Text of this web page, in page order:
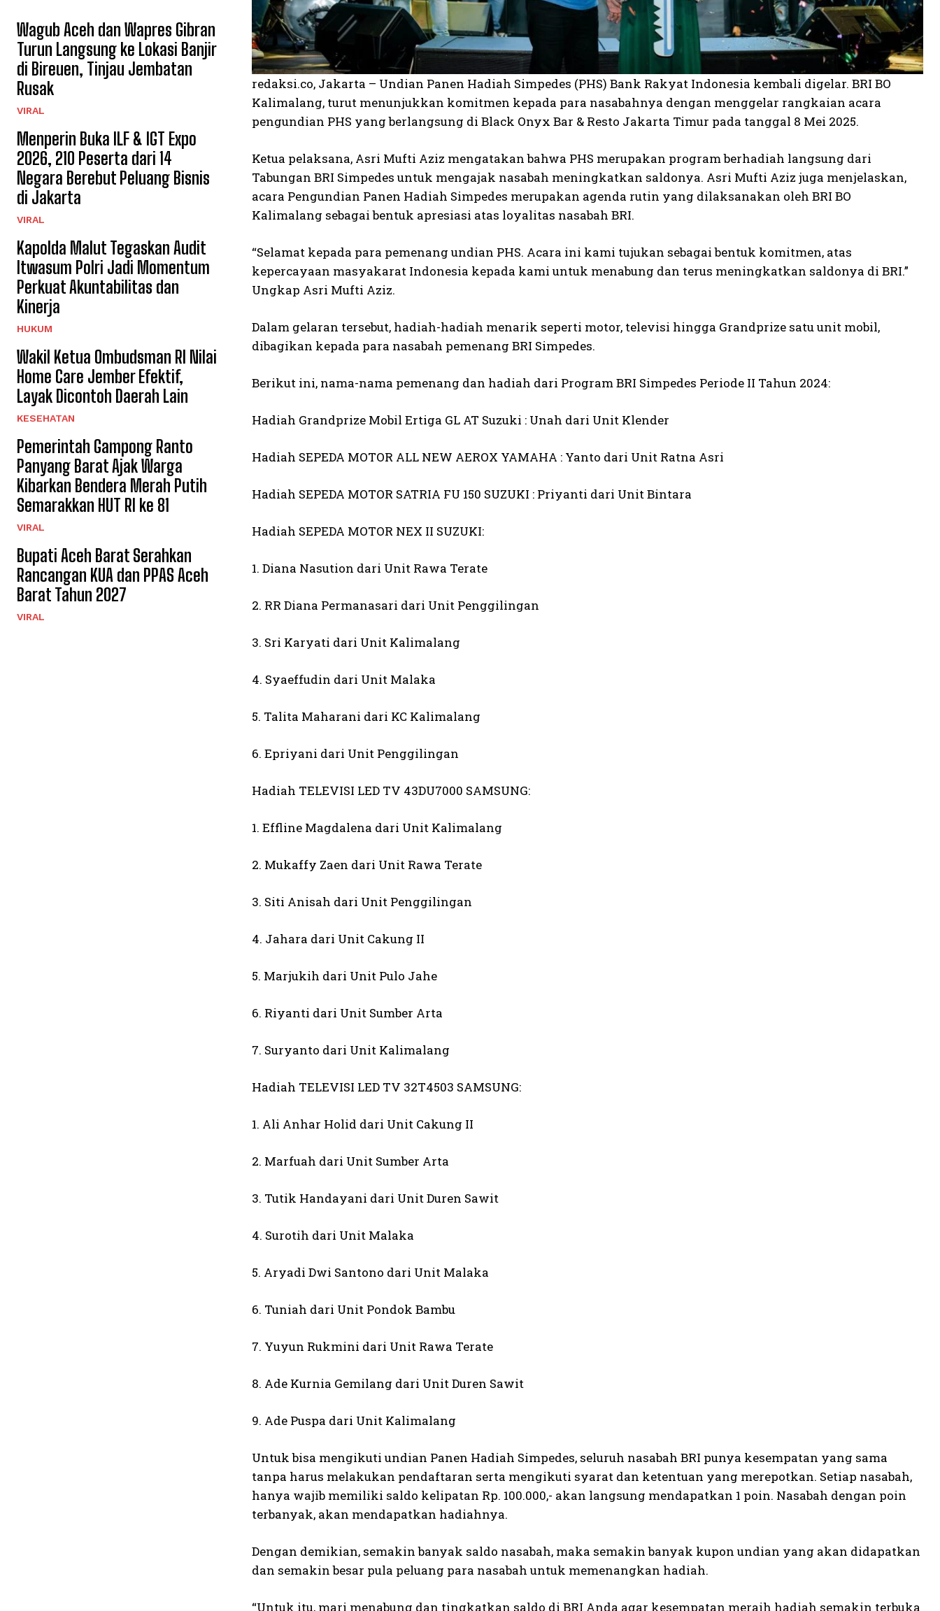
Wagub Aceh dan Wapres Gibran
Turun Langsung ke Lokasi Banjir
di Bireuen, Tinjau Jembatan
Rusak
VIRAL
Menperin Buka ILF & IGT Expo
2026, 210 Peserta dari 14
Negara Berebut Peluang Bisnis
di Jakarta
VIRAL
Kapolda Malut Tegaskan Audit
Itwasum Polri Jadi Momentum
Perkuat Akuntabilitas dan
Kinerja
HUKUM
Wakil Ketua Ombudsman RI Nilai
Home Care Jember Efektif,
Layak Dicontoh Daerah Lain
KESEHATAN
Pemerintah Gampong Ranto
Panyang Barat Ajak Warga
Kibarkan Bendera Merah Putih
Semarakkan HUT RI ke 81
VIRAL
Bupati Aceh Barat Serahkan
Rancangan KUA dan PPAS Aceh
Barat Tahun 2027
VIRAL
redaksi.co, Jakarta – Undian Panen Hadiah Simpedes (PHS) Bank Rakyat Indonesia kembali digelar. BRI BO
Kalimalang, turut menunjukkan komitmen kepada para nasabahnya dengan menggelar rangkaian acara
pengundian PHS yang berlangsung di Black Onyx Bar & Resto Jakarta Timur pada tanggal 8 Mei 2025.
Ketua pelaksana, Asri Mufti Aziz mengatakan bahwa PHS merupakan program berhadiah langsung dari
Tabungan BRI Simpedes untuk mengajak nasabah meningkatkan saldonya. Asri Mufti Aziz juga menjelaskan,
acara Pengundian Panen Hadiah Simpedes merupakan agenda rutin yang dilaksanakan oleh BRI BO
Kalimalang sebagai bentuk apresiasi atas loyalitas nasabah BRI.
“Selamat kepada para pemenang undian PHS. Acara ini kami tujukan sebagai bentuk komitmen, atas
kepercayaan masyakarat Indonesia kepada kami untuk menabung dan terus meningkatkan saldonya di BRI.”
Ungkap Asri Mufti Aziz.
Dalam gelaran tersebut, hadiah-hadiah menarik seperti motor, televisi hingga Grandprize satu unit mobil,
dibagikan kepada para nasabah pemenang BRI Simpedes.
Berikut ini, nama-nama pemenang dan hadiah dari Program BRI Simpedes Periode II Tahun 2024:
Hadiah Grandprize Mobil Ertiga GL AT Suzuki : Unah dari Unit Klender
Hadiah SEPEDA MOTOR ALL NEW AEROX YAMAHA : Yanto dari Unit Ratna Asri
Hadiah SEPEDA MOTOR SATRIA FU 150 SUZUKI : Priyanti dari Unit Bintara
Hadiah SEPEDA MOTOR NEX II SUZUKI:
1. Diana Nasution dari Unit Rawa Terate
2. RR Diana Permanasari dari Unit Penggilingan
3. Sri Karyati dari Unit Kalimalang
4. Syaeffudin dari Unit Malaka
5. Talita Maharani dari KC Kalimalang
6. Epriyani dari Unit Penggilingan
Hadiah TELEVISI LED TV 43DU7000 SAMSUNG:
1. Effline Magdalena dari Unit Kalimalang
2. Mukaffy Zaen dari Unit Rawa Terate
3. Siti Anisah dari Unit Penggilingan
4. Jahara dari Unit Cakung II
5. Marjukih dari Unit Pulo Jahe
6. Riyanti dari Unit Sumber Arta
7. Suryanto dari Unit Kalimalang
Hadiah TELEVISI LED TV 32T4503 SAMSUNG:
1. Ali Anhar Holid dari Unit Cakung II
2. Marfuah dari Unit Sumber Arta
3. Tutik Handayani dari Unit Duren Sawit
4. Surotih dari Unit Malaka
5. Aryadi Dwi Santono dari Unit Malaka
6. Tuniah dari Unit Pondok Bambu
7. Yuyun Rukmini dari Unit Rawa Terate
8. Ade Kurnia Gemilang dari Unit Duren Sawit
9. Ade Puspa dari Unit Kalimalang
Untuk bisa mengikuti undian Panen Hadiah Simpedes, seluruh nasabah BRI punya kesempatan yang sama
tanpa harus melakukan pendaftaran serta mengikuti syarat dan ketentuan yang merepotkan. Setiap nasabah,
hanya wajib memiliki saldo kelipatan Rp. 100.000,- akan langsung mendapatkan 1 poin. Nasabah dengan poin
terbanyak, akan mendapatkan hadiahnya.
Dengan demikian, semakin banyak saldo nasabah, maka semakin banyak kupon undian yang akan didapatkan
dan semakin besar pula peluang para nasabah untuk memenangkan hadiah.
“Untuk itu, mari menabung dan tingkatkan saldo di BRI Anda agar kesempatan meraih hadiah semakin terbuka